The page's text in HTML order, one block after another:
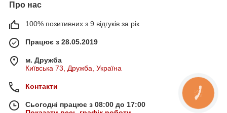
Про нас
100% позитивних з 9 відгуків за рік
Працює з 28.05.2019
м. Дружба
Київська 73, Дружба, Україна
Контакти
Сьогодні працює з 08:00 до 17:00
КНОПКА
ЗВ'ЯЗКУ